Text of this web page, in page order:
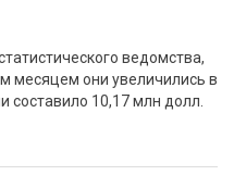
ведомства,
месяцем они увеличились в
10,17 млн долл.